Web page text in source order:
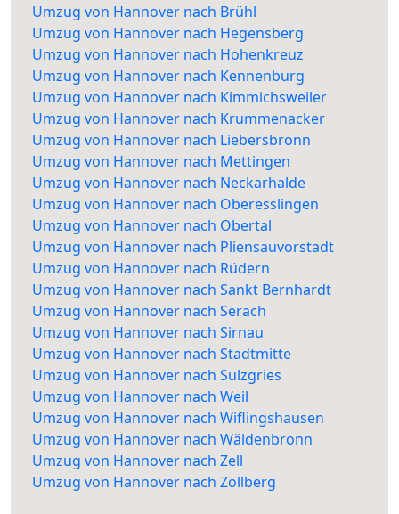
Umzug von Hannover nach Brühl
Umzug von Hannover nach Hegensberg
Umzug von Hannover nach Hohenkreuz
Umzug von Hannover nach Kennenburg
Umzug von Hannover nach Kimmichsweiler
Umzug von Hannover nach Krummenacker
Umzug von Hannover nach Liebersbronn
Umzug von Hannover nach Mettingen
Umzug von Hannover nach Neckarhalde
Umzug von Hannover nach Oberesslingen
Umzug von Hannover nach Obertal
Umzug von Hannover nach Pliensauvorstadt
Umzug von Hannover nach Rüdern
Umzug von Hannover nach Sankt Bernhardt
Umzug von Hannover nach Serach
Umzug von Hannover nach Sirnau
Umzug von Hannover nach Stadtmitte
Umzug von Hannover nach Sulzgries
Umzug von Hannover nach Weil
Umzug von Hannover nach Wiflingshausen
Umzug von Hannover nach Wäldenbronn
Umzug von Hannover nach Zell
Umzug von Hannover nach Zollberg